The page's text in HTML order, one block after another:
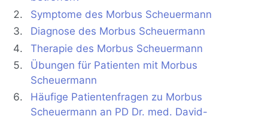
Symptome des Morbus Scheuermann
Diagnose des Morbus Scheuermann
Therapie des Morbus Scheuermann
Übungen für Patienten mit Morbus
Scheuermann
Häufige Patientenfragen zu Morbus
Scheuermann an PD Dr. med. David-